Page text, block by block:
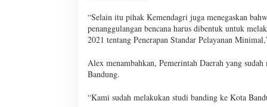
“Selain itu pihak Kemendagri juga menegaskan
penanggulangan bencana harus dibentuk untuk
2021 tentang Penerapan Standar Pelayanan
Alex menambahkan, Pemerintah Daerah yang
Bandung.
“Kami sudah melakukan studi banding ke Kota